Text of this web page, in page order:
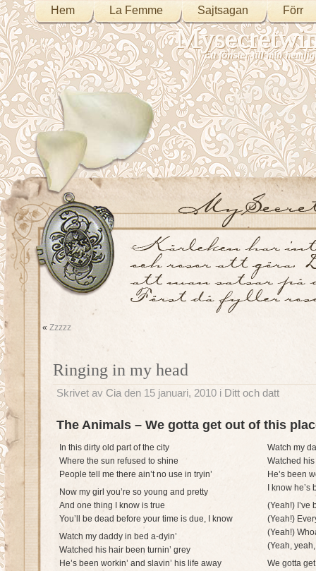
Hem La Femme Sajtsagan Förr
Ett fönster till min
« Zzzzz
Ringing in my head
Skrivet av Cia den 15 januari, 2010 i Ditt och datt
The Animals – We gotta get out of this
In this dirty old part of the city
Where the sun refused to shine
People tell me there ain’t no use in tryin’
Now my girl you’re so young and pretty
And one thing I know is true
You’ll be dead before your time is due, I know
Watch my daddy in bed a-dyin’
Watched his hair been turnin’ grey
He’s been workin’ and slavin’ his life away
Watch my
Watched
He’s been
I know
(Yeah!) I’ve
(Yeah!)
(Yeah!)
(Yeah,
We gotta